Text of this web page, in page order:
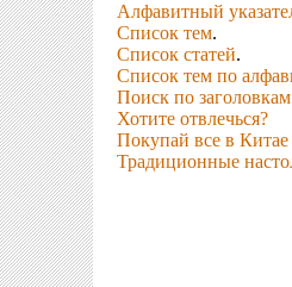
Алфавитный
Список тем.
Список статей.
Список тем по
Поиск по заголовкам
Хотите отвлечься?
Покупай все в Китае
Традиционные